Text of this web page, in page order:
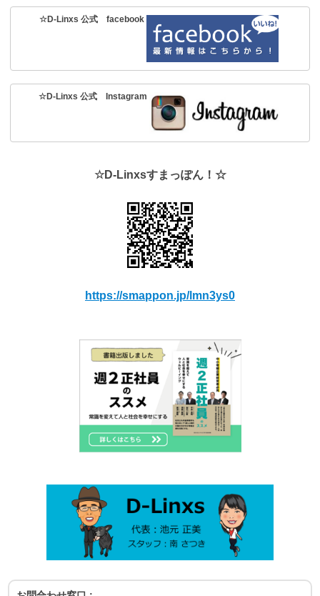
☆D-Linxs 公式 facebook
☆D-Linxs 公式 Instagram
☆D-Linxsすまっぽん！☆
https://smappon.jp/lmn3ys0